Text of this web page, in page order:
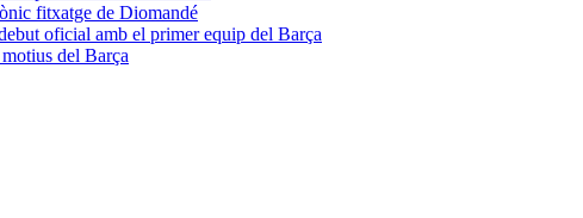
fitxatge de Diomandé
del Barça